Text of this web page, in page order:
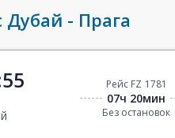
Дубай - Прага
Рейс FZ 1781
07ч 20мин
Без остановок